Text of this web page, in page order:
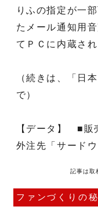
りふの指定が一
たメール通知用
てＰＣに内蔵され
（続きは、「日
で）
【データ】 ■販
外注先「サード
記事は取
ファンづくりの